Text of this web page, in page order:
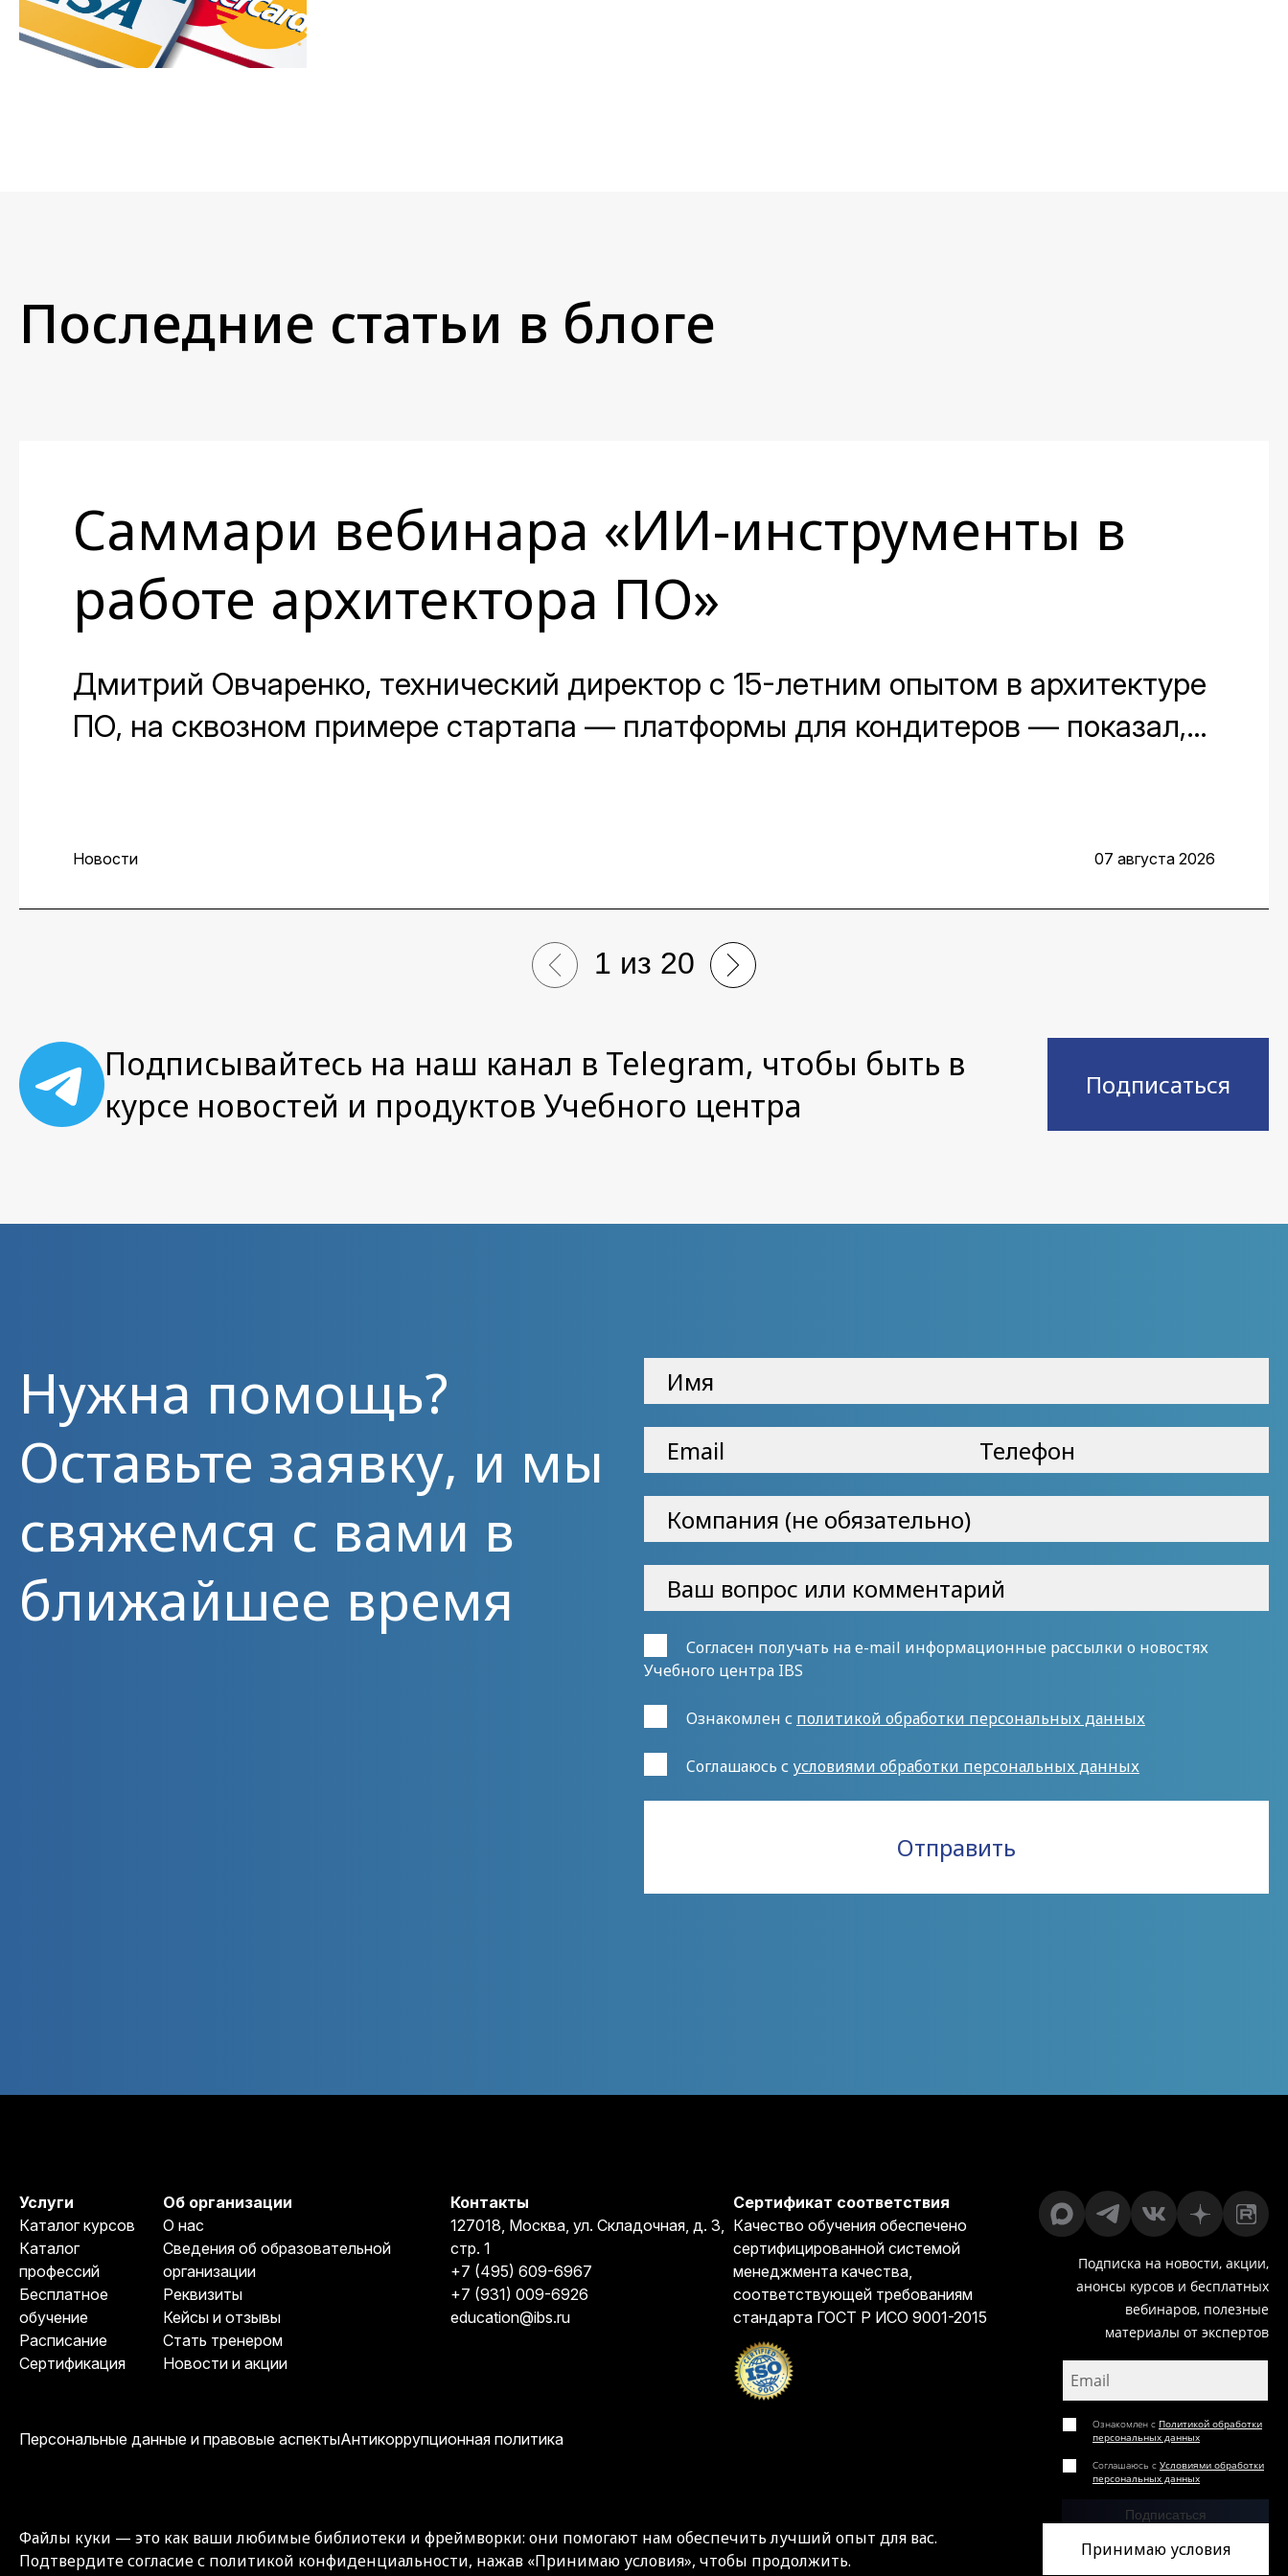
Последние статьи в блоге
Саммари вебинара «ИИ-инструменты в
работе архитектора ПО»
Дмитрий Овчаренко, технический директор с 15-летним опытом в архитектуре
ПО, на сквозном примере стартапа — платформы для кондитеров — показал,
Новости 07 августа 2026
1 из 20
Подписывайтесь на наш канал в Telegram, чтобы быть в
курсе новостей и продуктов Учебного центра
Подписаться
Нужна помощь?
Оставьте заявку, и мы
свяжемся с вами в
ближайшее время
Согласен получать на e-mail информационные рассылки о новостях
Учебного центра IBS
Ознакомлен с политикой обработки персональных данных
Cоглашаюсь с условиями обработки персональных данных
Услуги
Каталог курсов
Каталог
профессий
Бесплатное
обучение
Расписание
Сертификация
Об организации
О нас
Сведения об образовательной
организации
Реквизиты
Кейсы и отзывы
Стать тренером
Новости и акции
Контакты
127018, Москва, ул. Складочная, д. 3,
стр. 1
+7 (495) 609-6967
+7 (931) 009-6926
education@ibs.ru
Сертификат соответствия
Качество обучения обеспечено
сертифицированной системой
менеджмента качества,
соответствующей требованиям
стандарта ГОСТ Р ИСО 9001-2015
Персональные данные и правовые аспектыАнтикоррупционная политика
Подписка на новости, акции,
анонсы курсов и бесплатных
вебинаров, полезные
материалы от экспертов
Ознакомлен с Политикой обработки
персональных данных
Соглашаюсь с Условиями обработки
персональных данных
Подписаться
Файлы куки — это как ваши любимые библиотеки и фреймворки: они помогают нам обеспечить лучший опыт для вас.
Подтвердите согласие с политикой конфиденциальности, нажав «Принимаю условия», чтобы продолжить.
Принимаю условия